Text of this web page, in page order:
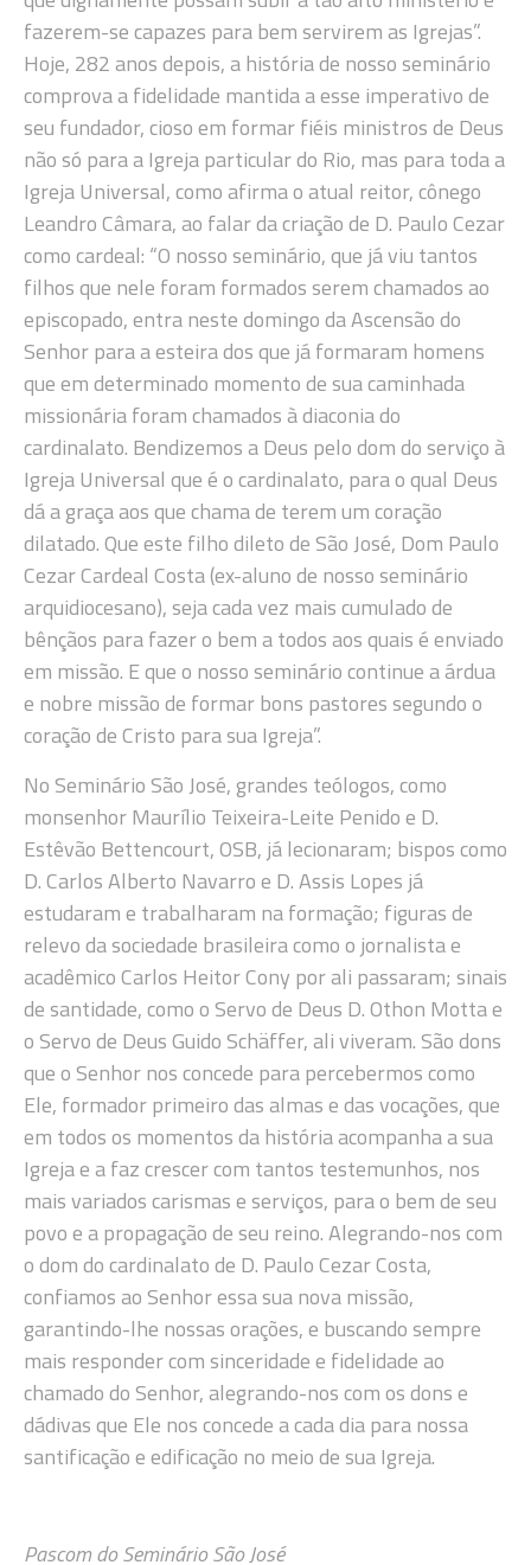
fazerem-se capazes para bem servirem as Igrejas”.
Hoje, 282 anos depois, a história de nosso seminário
comprova a fidelidade mantida a esse imperativo de
seu fundador, cioso em formar fiéis ministros de Deus
não só para a Igreja particular do Rio, mas para toda a
Igreja Universal, como afirma o atual reitor, cônego
Leandro Câmara, ao falar da criação de D. Paulo Cezar
como cardeal: “O nosso seminário, que já viu tantos
filhos que nele foram formados serem chamados ao
episcopado, entra neste domingo da Ascensão do
Senhor para a esteira dos que já formaram homens
que em determinado momento de sua caminhada
missionária foram chamados à diaconia do
cardinalato. Bendizemos a Deus pelo dom do serviço à
Igreja Universal que é o cardinalato, para o qual Deus
dá a graça aos que chama de terem um coração
dilatado. Que este filho dileto de São José, Dom Paulo
Cezar Cardeal Costa (ex-aluno de nosso seminário
arquidiocesano), seja cada vez mais cumulado de
bênçãos para fazer o bem a todos aos quais é enviado
em missão. E que o nosso seminário continue a árdua
e nobre missão de formar bons pastores segundo o
coração de Cristo para sua Igreja”.
No Seminário São José, grandes teólogos, como
monsenhor Maurílio Teixeira-Leite Penido e D.
Estêvão Bettencourt, OSB, já lecionaram; bispos como
D. Carlos Alberto Navarro e D. Assis Lopes já
estudaram e trabalharam na formação; figuras de
relevo da sociedade brasileira como o jornalista e
acadêmico Carlos Heitor Cony por ali passaram; sinais
de santidade, como o Servo de Deus D. Othon Motta e
o Servo de Deus Guido Schäffer, ali viveram. São dons
que o Senhor nos concede para percebermos como
Ele, formador primeiro das almas e das vocações, que
em todos os momentos da história acompanha a sua
Igreja e a faz crescer com tantos testemunhos, nos
mais variados carismas e serviços, para o bem de seu
povo e a propagação de seu reino. Alegrando-nos com
o dom do cardinalato de D. Paulo Cezar Costa,
confiamos ao Senhor essa sua nova missão,
garantindo-lhe nossas orações, e buscando sempre
mais responder com sinceridade e fidelidade ao
chamado do Senhor, alegrando-nos com os dons e
dádivas que Ele nos concede a cada dia para nossa
santificação e edificação no meio de sua Igreja.
Pascom do Seminário São José